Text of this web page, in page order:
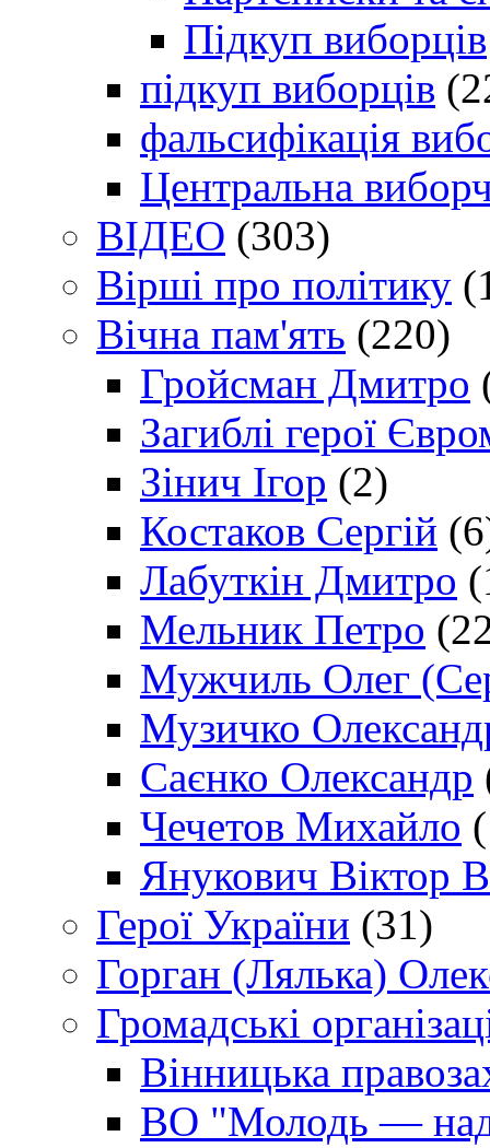
Підкуп виборців
підкуп виборців
фальсифікація
Центральна
ВІДЕО (303)
Вірші про політику
Вічна пам'ять (220)
Гройсман Дмитро
Загиблі герої
Зінич Ігор (2)
Костаков Сергій
Лабуткін Дмитро
Мельник Петро
Мужчиль Олег
Музичко
Саєнко Олександр
Чечетов Михайло
Янукович Віктор
Герої України (31)
Горган (Лялька)
Громадські
Вінницька
ВО "Молодь —